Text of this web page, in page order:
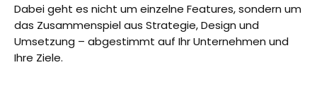
Dabei geht es nicht um einzelne Features, sondern um
das Zusammenspiel aus Strategie, Design und
Umsetzung – abgestimmt auf Ihr Unternehmen und
Ihre Ziele.